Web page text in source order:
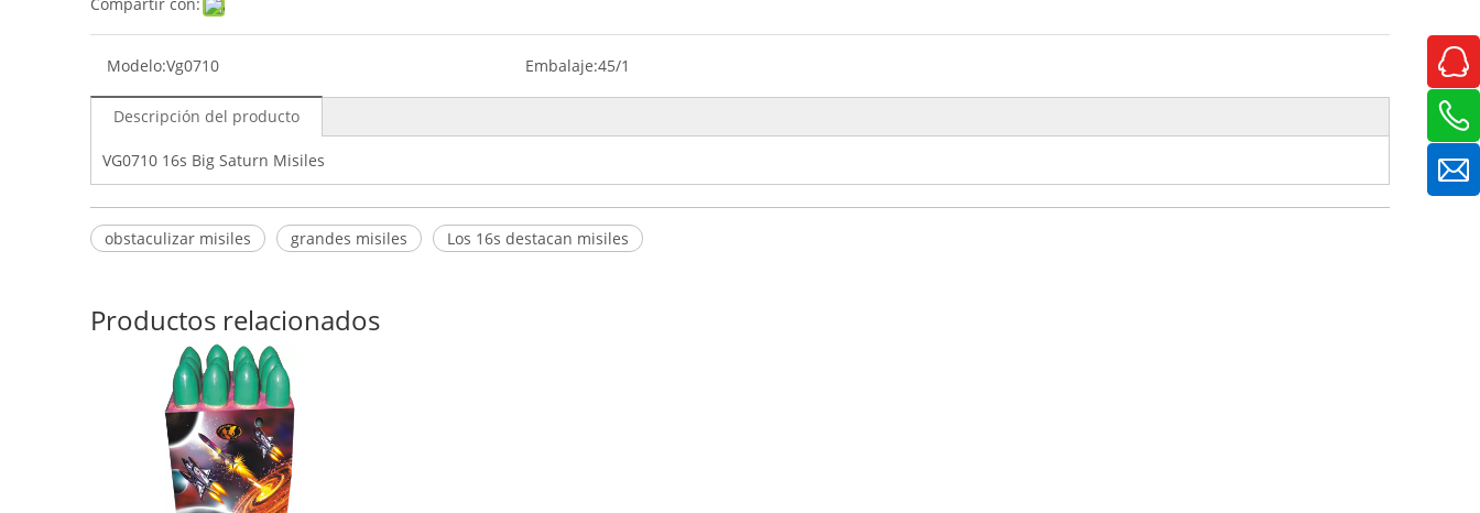
Modelo:Vg0710 Embalaje:45/1
Descripción del producto
VG0710 16s Big Saturn Misiles
obstaculizar misiles grandes misiles Los 16s destacan misiles
Productos relacionados